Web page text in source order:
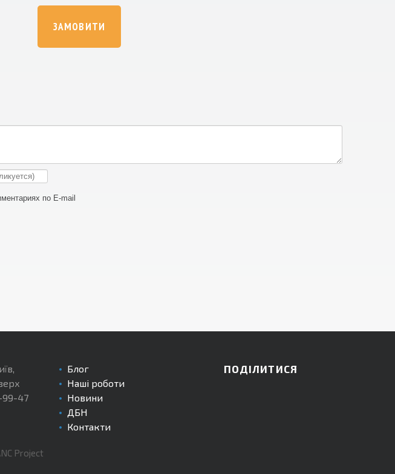
ЗАМОВИТИ
по E-mail
Блог
Наші роботи
Новини
ДБН
Контакти
,
99-47
ПОДІЛИТИСЯ
Project